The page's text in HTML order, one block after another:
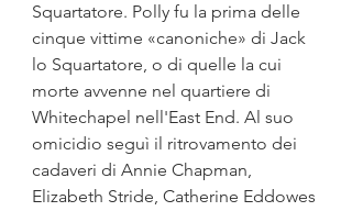
Squartatore. Polly fu la prima delle
cinque vittime «canoniche» di Jack
lo Squartatore, o di quelle la cui
morte avvenne nel quartiere di
Whitechapel nell'East End. Al suo
omicidio seguì il ritrovamento dei
cadaveri di Annie Chapman,
Elizabeth Stride, Catherine Eddowes